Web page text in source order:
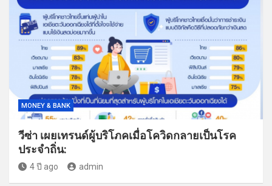
MONEY & BANK
วีซ่า เผยเทรนด์ผู้บริโภคเมื่อโควิดกลายเป็นโรค
ประจำถิ่น:
4 ปี ago admin